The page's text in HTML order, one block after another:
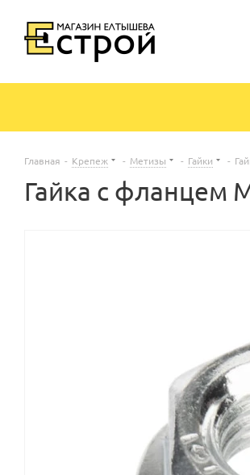
Главная - Крепеж - Метизы - Гайки -
Гайка с фланцем